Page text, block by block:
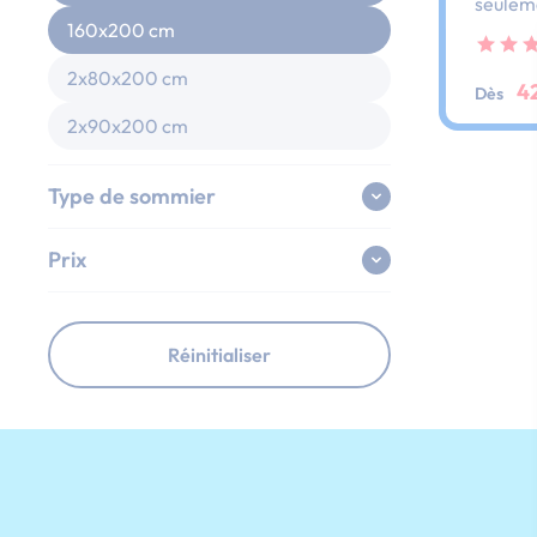
160x200 cm
2x80x200 cm
2x90x200 cm
Type de sommier
Prix
Réinitialiser
pour
Dès